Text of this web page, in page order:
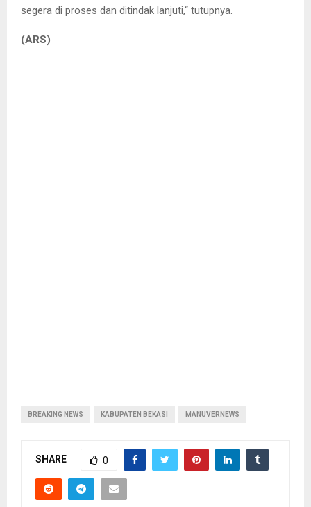
segera di proses dan ditindak lanjuti,“ tutupnya.
(ARS)
BREAKING NEWS KABUPATEN BEKASI MANUVERNEWS
SHARE 0